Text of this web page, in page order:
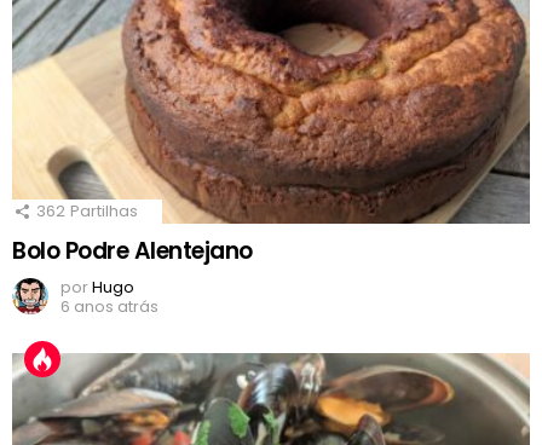
362 Partilhas
Bolo Podre Alentejano
porHugo
6 anos atrás